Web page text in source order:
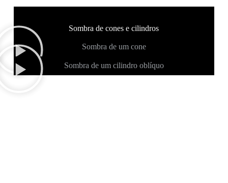
Sombra de cones e cilindros
Sombra de um cone
Sombra de um cilindro oblíquo